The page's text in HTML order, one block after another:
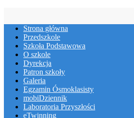
contentStrona główna
Przedszkole
Szkoła Podstawowa
O szkole
Dyrekcja
Patron szkoły
Galeria
Egzamin Ósmoklasisty
mobiDziennik
Laboratoria Przyszłości
eTwinning